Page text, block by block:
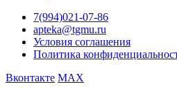
7(994)021-07-86
apteka@tgmu.ru
Условия соглашения
Политика
Вконтакте MAX